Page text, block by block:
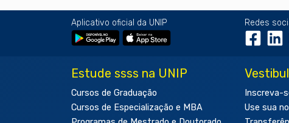
Aplicativo oficial da UNIP Redes
Estude ssss na UNIP
Cursos de Graduação
Cursos de Especialização e MBA
Inscreva-
Use sua